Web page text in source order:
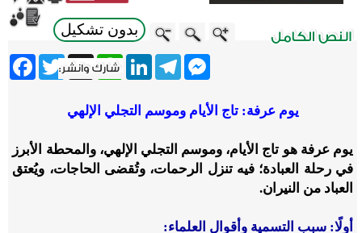
بدون تشكيل
Twitter X
WhatsApp
LinkedInTelegram
Messenger
يوم عرفة: تاج الأيام وموسم التجلي الإلهي
يوم عرفة هو تاج الأيام، وموسم التجلي الإلهي، والمحطة الأبرز
في رحلة العبادة؛ فيه تنزل الرحمات، وتُقضى الحاجات، ويُعتق
العباد من النيران.
أولًا: سبب التسمية وأقوال العلماء: